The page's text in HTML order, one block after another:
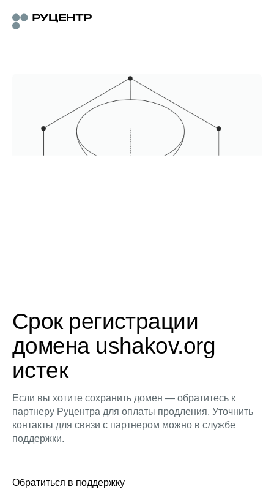
Срок регистрации
домена ushakov.org
истек
Если вы хотите сохранить домен — обратитесь к
партнеру Руцентра для оплаты продления. Уточнить
контакты для связи с партнером можно в службе
поддержки.
Обратиться в поддержку